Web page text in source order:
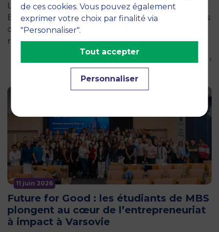
La semaine dernière, le campus de MBS School of
Business a ouvert ses portes aux jurys des Trophées
de l'Économie Numérique 2026, une compétition
régionale…
En savoir plus ›
11 juin 2026
Future for Good : les étudiants de MBS
plongent au cœur de l’entrepreneuriat
à impact à Varsovie
de ces cookies. Vous pouvez également
exprimer votre choix par finalité via
"Personnaliser".
Personnaliser
Tout accepter